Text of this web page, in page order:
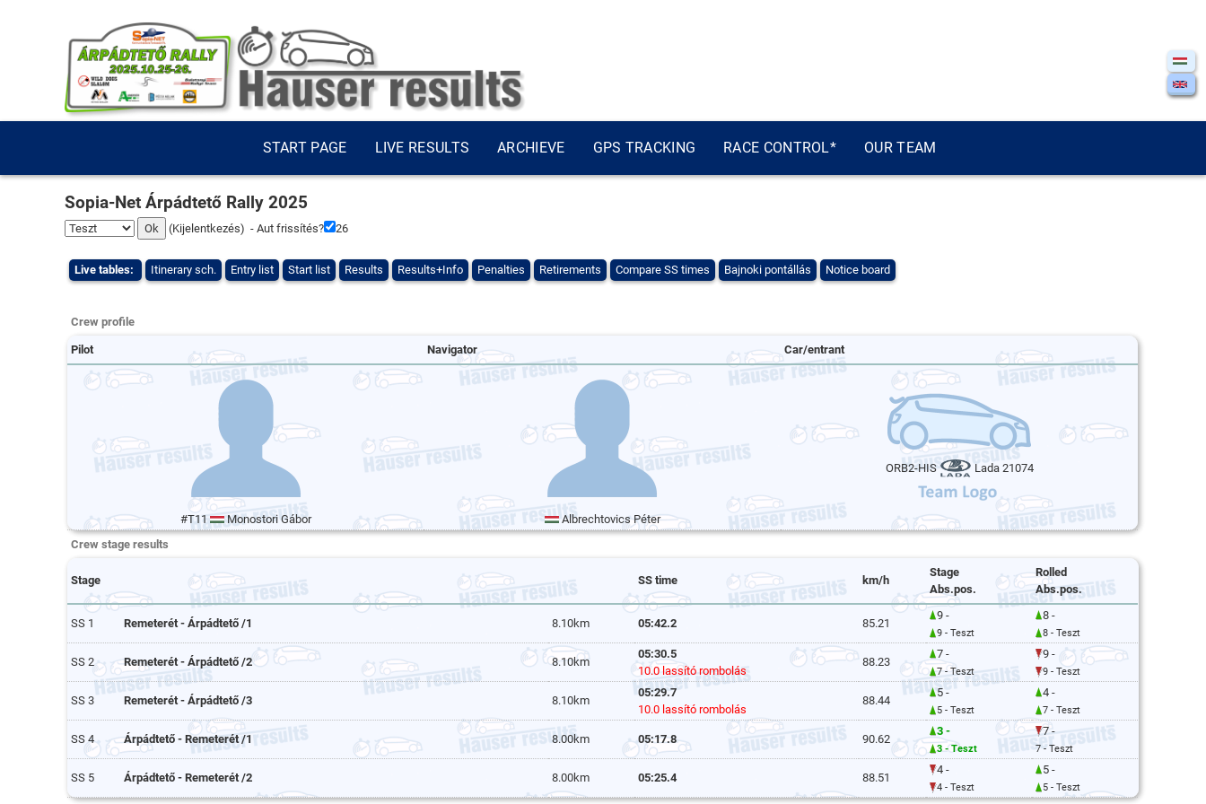
START PAGE LIVE RESULTS ARCHIEVE GPS TRACKING RACE CONTROL* OUR TEAM
Sopia-Net Árpádtető Rally 2025
(Kijelentkezés) - Aut frissítés? 26
Live tables: Itinerary sch. Entry list Start list Results Results+Info Penalties Retirements Compare SS times Bajnoki pontállás Notice board
Crew profile
Pilot Navigator Car/entrant
#T11 Monostori Gábor Albrechtovics Péter
ORB2-HIS Lada 21074
Crew stage results
Stage SS time km/h
Stage
Abs.pos.
Rolled
Abs.pos.
SS 1 Remeterét - Árpádtető /1 8.10km 05:42.2 85.21
9 -
9 - Teszt
8 -
8 - Teszt
SS 2 Remeterét - Árpádtető /2 8.10km
05:30.5
10.0 lassító rombolás
88.23
7 -
7 - Teszt
9 -
9 - Teszt
SS 3 Remeterét - Árpádtető /3 8.10km
05:29.7
10.0 lassító rombolás
88.44
5 -
5 - Teszt
4 -
7 - Teszt
SS 4 Árpádtető - Remeterét /1 8.00km 05:17.8 90.62
3 -
3 - Teszt
7 -
7 - Teszt
SS 5 Árpádtető - Remeterét /2 8.00km 05:25.4 88.51
4 -
4 - Teszt
5 -
5 - Teszt